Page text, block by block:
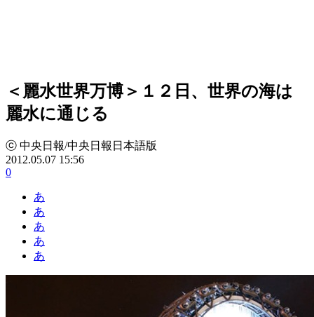
＜麗水世界万博＞１２日、世界の海は
麗水に通じる
ⓒ 中央日報/中央日報日本語版
2012.05.07 15:56
0
あ
あ
あ
あ
あ